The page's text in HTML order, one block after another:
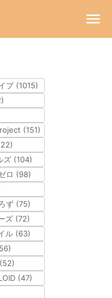
ブ (1015)
(151)
ズ (104)
ロ (98)
ず (75)
ズ (72)
ル (63)
(47)